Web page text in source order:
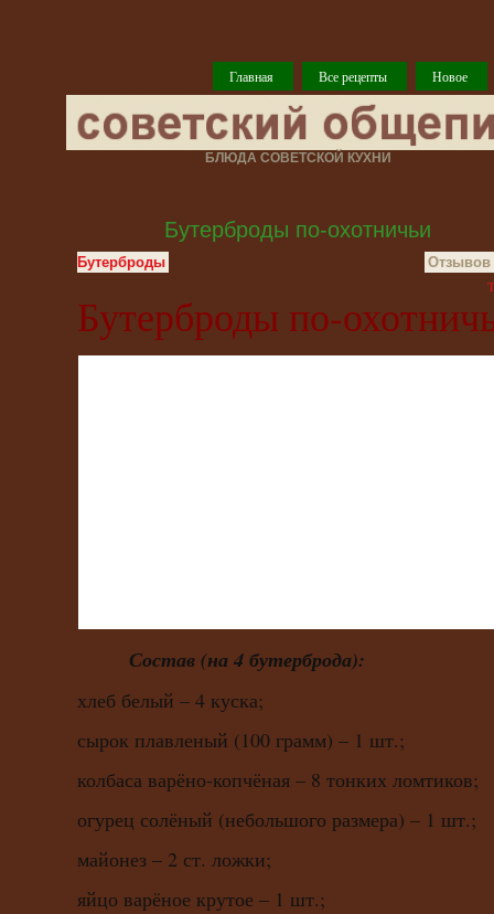
Главная Все рецепты Новое
БЛЮДА СОВЕТСКОЙ КУХНИ
Бутерброды по-охотничьи
Бутерброды Отзывов
Бутерброды по-
Состав (на 4 бутерброда):
хлеб белый – 4 куска;
сырок плавленый (100 грамм) – 1 шт.;
колбаса варёно-копчёная – 8 тонких ломтиков;
огурец солёный (небольшого размера) – 1 шт.;
майонез – 2 ст. ложки;
яйцо варёное крутое – 1 шт.;